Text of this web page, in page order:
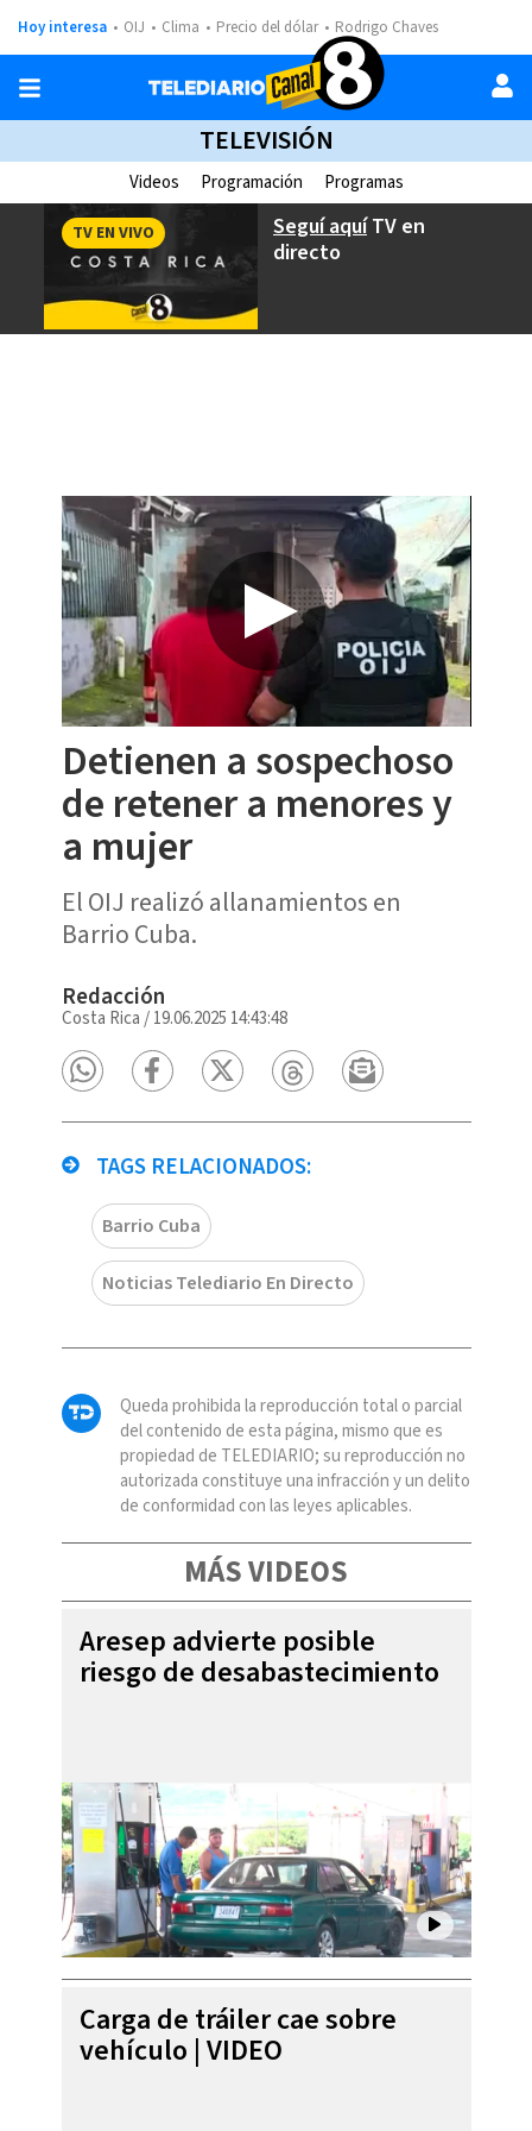
Hoy interesa OIJ Clima Precio del dólar Rodrigo Chaves
TELEVISIÓN
Videos Programación Programas
Seguí aquíTV en
directo
TV EN VIVO
Detienen a sospechoso
de retener a menores y
a mujer
El OIJ realizó allanamientos en
Barrio Cuba.
Redacción
Costa Rica /19.06.2025 14:43:48
TAGS RELACIONADOS:
Barrio Cuba
Noticias Telediario En Directo
Queda prohibida la reproducción total o parcial
del contenido de esta página, mismo que es
propiedad de TELEDIARIO; su reproducción no
autorizada constituye una infracción y un delito
de conformidad con las leyes aplicables.
MÁS VIDEOS
Aresep advierte posible
riesgo de desabastecimiento
Carga de tráiler cae sobre
vehículo | VIDEO